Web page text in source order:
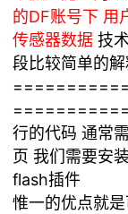
的DF账号下 用
传感器数据 技
段比较简单的
行的代码 通常
页 我们需要安
flash插件
惟一的优点就